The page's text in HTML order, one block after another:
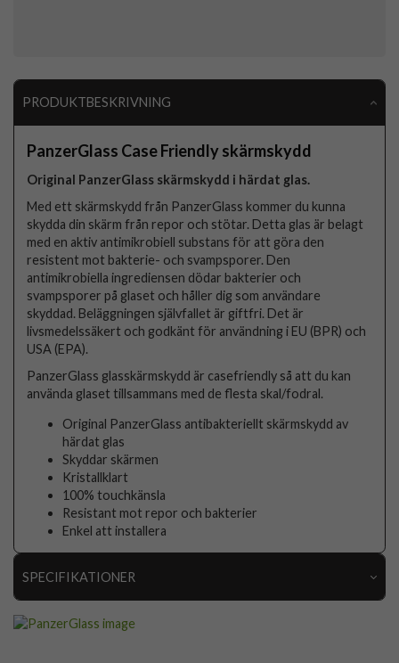
PRODUKTBESKRIVNING
PanzerGlass Case Friendly skärmskydd
Original PanzerGlass skärmskydd i härdat glas.
Med ett skärmskydd från PanzerGlass kommer du kunna
skydda din skärm från repor och stötar. Detta glas är belagt
med en aktiv antimikrobiell substans för att göra den
resistent mot bakterie- och svampsporer. Den
antimikrobiella ingrediensen dödar bakterier och
svampsporer på glaset och håller dig som användare
skyddad. Beläggningen självfallet är giftfri. Det är
livsmedelssäkert och godkänt för användning i EU (BPR) och
USA (EPA).
PanzerGlass glasskärmskydd är casefriendly så att du kan
använda glaset tillsammans med de flesta skal/fodral.
Original PanzerGlass antibakteriellt skärmskydd av
härdat glas
Skyddar skärmen
Kristallklart
100% touchkänsla
Resistant mot repor och bakterier
Enkel att installera
SPECIFIKATIONER